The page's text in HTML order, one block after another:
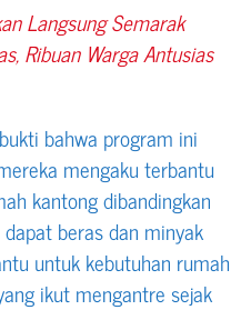
Langsung Semarak
Ribuan Warga Antusias
bahwa program ini
mengaku terbantu
kantong dibandingkan
beras dan minyak
untuk kebutuhan rumah
ikut mengantre sejak